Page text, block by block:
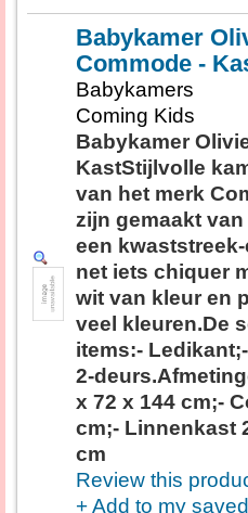
Babykamer
Commode -
Babykamers
Coming Kids
Babykamer
KastStijlvolle
van het merk
zijn gemaakt
een
net iets chiquer
wit van kleur en
veel kleuren.De
items:-
2-
x 72 x 144 cm;-
cm;- Linnenkast
cm
Review this
+ Add to my